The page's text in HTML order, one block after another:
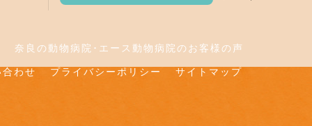
奈良の動物病院･エース動物病院のお客様の声
わせ
プライバシーポリシー サイトマップ